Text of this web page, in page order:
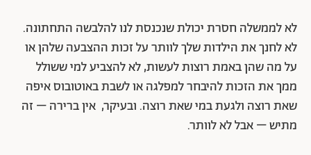
לא לממשלה חסרת יכולת שנכנסת לנו להלבשה התחתונה.
לא לחנך את הילדות שלך לוותר על זכות ההצבעה שלהן או
על מה שהן באמת רוצות לעשות, לא להצביע למי ששולל
ממך את הזכות להיבחר למפלגה או לשבת באוטובוס איפה
שאת רוצה ולגעת במי שאת רוצה. ובעיקר, אין ברירה – זה
מתיש – אבל לא לוותר.